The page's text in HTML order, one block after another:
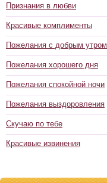
Признания в любви
Красивые комплименты
Пожелания с добрым утром
Пожелания хорошего дня
Пожелания спокойной ночи
Пожелания выздоровления
Скучаю по тебе
Красивые извинения